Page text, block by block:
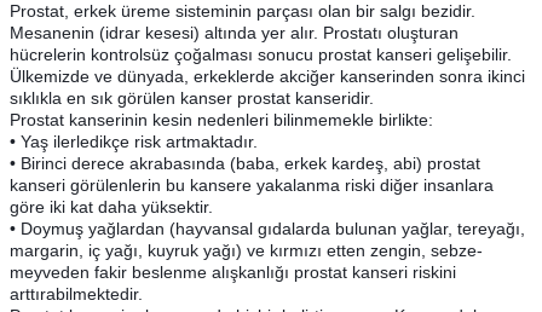
Prostat, erkek üreme sisteminin parçası olan bir salgı bezidir.
Mesanenin (idrar kesesi) altında yer alır. Prostatı oluşturan
hücrelerin kontrolsüz çoğalması sonucu prostat kanseri gelişebilir.
Ülkemizde ve dünyada, erkeklerde akciğer kanserinden sonra ikinci
sıklıkla en sık görülen kanser prostat kanseridir.
Prostat kanserinin kesin nedenleri bilinmemekle birlikte:
• Yaş ilerledikçe risk artmaktadır.
• Birinci derece akrabasında (baba, erkek kardeş, abi) prostat
kanseri görülenlerin bu kansere yakalanma riski diğer insanlara
göre iki kat daha yüksektir.
• Doymuş yağlardan (hayvansal gıdalarda bulunan yağlar, tereyağı,
margarin, iç yağı, kuyruk yağı) ve kırmızı etten zengin, sebze-
meyveden fakir beslenme alışkanlığı prostat kanseri riskini
arttırabilmektedir.